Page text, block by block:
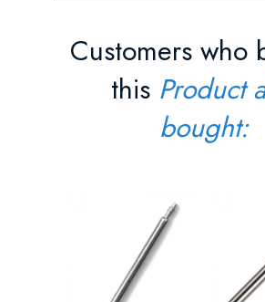
Customers who
this Product
bought: